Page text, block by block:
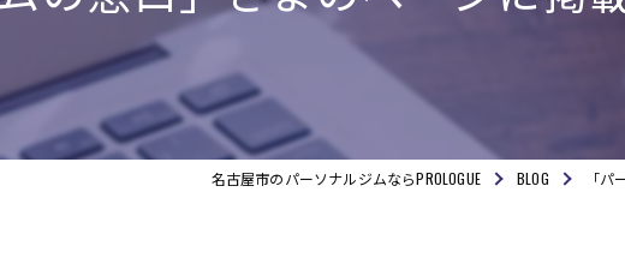
ダイ
名古屋市のパーソナルジムならPROLOGUE BLOG 「